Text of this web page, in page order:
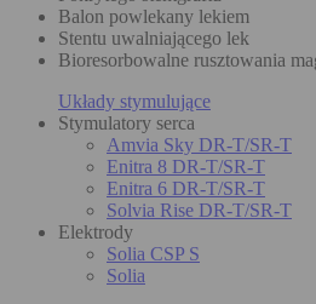
Balon powlekany lekiem
Stentu uwalniającego lek
Bioresorbowalne rusztowania
Układy stymulujące
Stymulatory serca
Amvia Sky DR-T/SR-T
Enitra 8 DR-T/SR-T
Enitra 6 DR-T/SR-T
Solvia Rise DR-T/SR-T
Elektrody
Solia CSP S
Solia